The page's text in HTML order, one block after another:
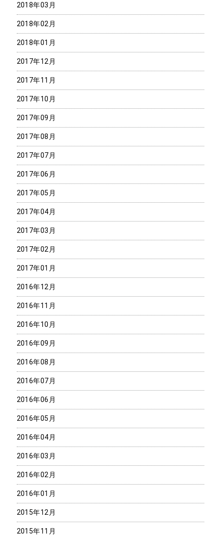
2018年03月
2018年02月
2018年01月
2017年12月
2017年11月
2017年10月
2017年09月
2017年08月
2017年07月
2017年06月
2017年05月
2017年04月
2017年03月
2017年02月
2017年01月
2016年12月
2016年11月
2016年10月
2016年09月
2016年08月
2016年07月
2016年06月
2016年05月
2016年04月
2016年03月
2016年02月
2016年01月
2015年12月
2015年11月